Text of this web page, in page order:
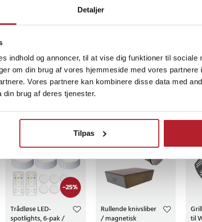
Detaljer
indhold og annoncer, til at vise dig funktioner til sociale
om din brug af vores hjemmeside med vores partnere
Vores partnere kan kombinere disse data med
brug af deres tjenester.
Tilpas
bakkenbarter og
detaljearbejde og
kraftigt lithium-ion-
brugstid på en
er ca. 60 minutter, og
et klart overblik over
Center oplader,
samt vælger
Resultatet er
maskine hver gang.
gør det muligt
Brug den med
badet, eller vælg en
siden
-25%
Trådløse LED-
spotlights, 6-pak /
BESTSELLERE
Rullende knivsliber
/ magnetisk
til